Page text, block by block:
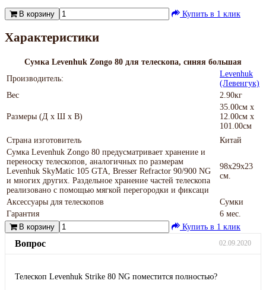
В корзину Купить в 1 клик
Характеристики
Сумка Levenhuk Zongo 80 для телескопа, синяя большая
Производитель:
Levenhuk
(Левенгук)
Вес
2.90кг
Размеры (Д х Ш х В)
35.00см x
12.00см x
101.00см
Страна изготовитель
Китай
Сумка Levenhuk Zongo 80 предусматривает хранение и
переноску телескопов, аналогичных по размерам
Levenhuk SkyMatic 105 GTA, Bresser Refractor 90/900 NG
и многих других. Раздельное хранение частей телескопа
реализовано с помощью мягкой перегородки и фиксаци
98х29х23
см.
Аксессуары для телескопов
Сумки
Гарантия
6 мес.
В корзину
Купить в 1 клик
Вопрос 02.09.2020
Телескоп Levenhuk Strike 80 NG поместится полностью?